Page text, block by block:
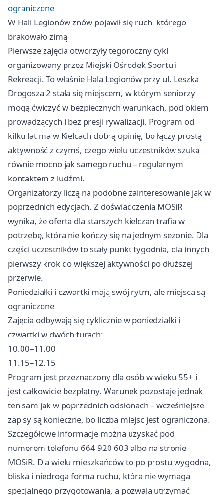
ograniczone
W Hali Legionów znów pojawił się ruch, którego
brakowało zimą
Pierwsze zajęcia otworzyły tegoroczny cykl
organizowany przez Miejski Ośrodek Sportu i
Rekreacji. To właśnie Hala Legionów przy ul. Leszka
Drogosza 2 stała się miejscem, w którym seniorzy
mogą ćwiczyć w bezpiecznych warunkach, pod okiem
prowadzących i bez presji rywalizacji. Program od
kilku lat ma w Kielcach dobrą opinię, bo łączy prostą
aktywność z czymś, czego wielu uczestników szuka
równie mocno jak samego ruchu – regularnym
kontaktem z ludźmi.
Organizatorzy liczą na podobne zainteresowanie jak w
poprzednich edycjach. Z doświadczenia MOSiR
wynika, że oferta dla starszych kielczan trafia w
potrzebę, która nie kończy się na jednym sezonie. Dla
części uczestników to stały punkt tygodnia, dla innych
pierwszy krok do większej aktywności po dłuższej
przerwie.
Poniedziałki i czwartki mają swój rytm, ale miejsca są
ograniczone
Zajęcia odbywają się cyklicznie w poniedziałki i
czwartki w dwóch turach:
10.00–11.00
11.15–12.15
Program jest przeznaczony dla osób w wieku 55+ i
jest całkowicie bezpłatny. Warunek pozostaje jednak
ten sam jak w poprzednich odsłonach – wcześniejsze
zapisy są konieczne, bo liczba miejsc jest ograniczona.
Szczegółowe informacje można uzyskać pod
numerem telefonu 664 920 603 albo na stronie
MOSiR. Dla wielu mieszkańców to po prostu wygodna,
bliska i niedroga forma ruchu, która nie wymaga
specjalnego przygotowania, a pozwala utrzymać